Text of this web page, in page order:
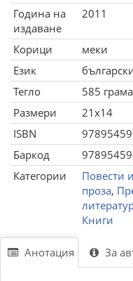
Година на
издаване
2011
Корици
меки
Език
Тегло
585 грама
Размери
21x14
ISBN
Баркод
Категории
Повести
проза,
Книги
Анотация За